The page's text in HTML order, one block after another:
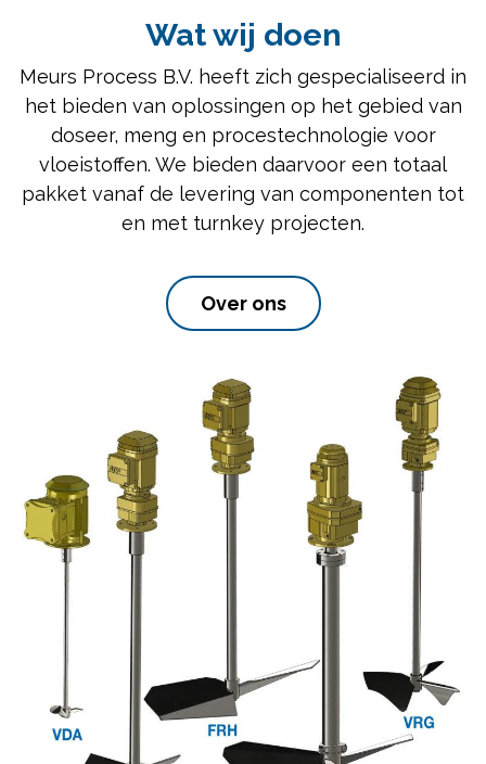
Wat wij doen
Meurs Process B.V. heeft zich gespecialiseerd in
het bieden van oplossingen op het gebied van
doseer, meng en procestechnologie voor
vloeistoffen. We bieden daarvoor een totaal
pakket vanaf de levering van componenten tot
en met turnkey projecten.
Over ons